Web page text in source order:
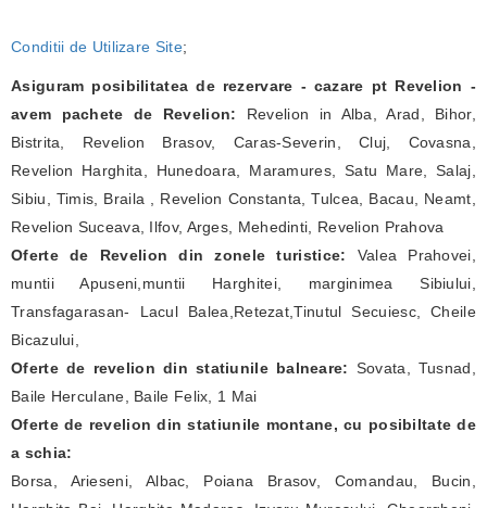
Conditii de Utilizare Site;
Asiguram posibilitatea de rezervare - cazare pt Revelion -
avem pachete de Revelion: Revelion in Alba, Arad, Bihor,
Bistrita, Revelion Brasov, Caras-Severin, Cluj, Covasna,
Revelion Harghita, Hunedoara, Maramures, Satu Mare, Salaj,
Sibiu, Timis, Braila , Revelion Constanta, Tulcea, Bacau, Neamt,
Revelion Suceava, Ilfov, Arges, Mehedinti, Revelion Prahova
Oferte de Revelion din zonele turistice: Valea Prahovei,
muntii Apuseni,muntii Harghitei, marginimea Sibiului,
Transfagarasan- Lacul Balea,Retezat,Tinutul Secuiesc, Cheile
Bicazului,
Oferte de revelion din statiunile balneare: Sovata, Tusnad,
Baile Herculane, Baile Felix, 1 Mai
Oferte de revelion din statiunile montane, cu posibiltate de
a schia:
Borsa, Arieseni, Albac, Poiana Brasov, Comandau, Bucin,